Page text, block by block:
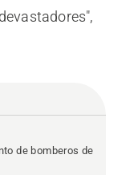
de bomberos de